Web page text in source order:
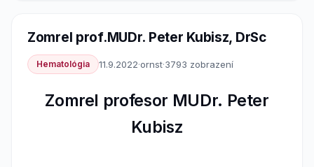
Zomrel prof.MUDr. Peter Kubisz, DrSc
Hematológia 11.9.2022·ornst·3793 zobrazení
Zomrel profesor MUDr. Peter
Kubisz